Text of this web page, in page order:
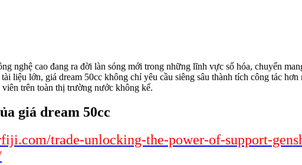
nghệ cao đang ra đời làn sóng mới trong những lĩnh vực số hóa, chuyển
liệu lớn, giá dream 50cc không chỉ yêu cầu siêng sâu thành tích công tác
trên toàn thị trường nước không kể.
giá dream 50cc
trade-unlocking-the-power-of-support-